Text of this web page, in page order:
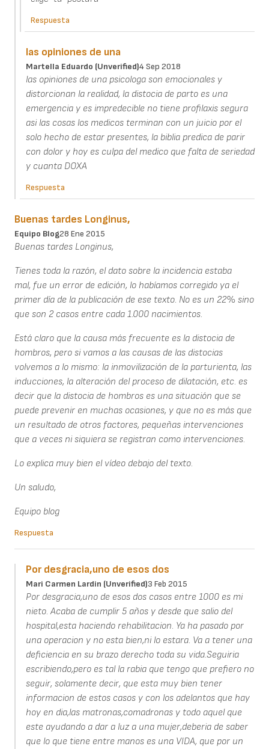
Respuesta
las opiniones de una
Martella Eduardo (unverified)4 Sep 2018
las opiniones de una psicologa son emocionales y
distorcionan la realidad, la distocia de parto es una
emergencia y es impredecible no tiene profilaxis segura
asi las cosas los medicos terminan con un juicio por el
solo hecho de estar presentes, la biblia predica de parir
con dolor y hoy es culpa del medico que falta de seriedad
y cuanta DOXA
Respuesta
Buenas tardes Longinus,
Equipo Blog28 Ene 2015
Buenas tardes Longinus,
Tienes toda la razón, el dato sobre la incidencia estaba
mal, fue un error de edición, lo habíamos corregido ya el
primer día de la publicación de ese texto. No es un 22% sino
que son 2 casos entre cada 1.000 nacimientos.
Está claro que la causa más frecuente es la distocia de
hombros, pero si vamos a las causas de las distocias
volvemos a lo mismo: la inmovilización de la parturienta, las
inducciones, la alteración del proceso de dilatación, etc. es
decir que la distocia de hombros es una situación que se
puede prevenir en muchas ocasiones, y que no es más que
un resultado de otros factores, pequeñas intervenciones
que a veces ni siquiera se registran como intervenciones.
Lo explica muy bien el vídeo debajo del texto.
Un saludo,
Equipo blog
Respuesta
Por desgracia,uno de esos dos
Mari Carmen Lardin (unverified)3 Feb 2015
Por desgracia,uno de esos dos casos entre 1000 es mi
nieto. Acaba de cumplir 5 años y desde que salio del
hospital,esta haciendo rehabilitacion. Ya ha pasado por
una operacion y no esta bien,ni lo estara. Va a tener una
deficiencia en su brazo derecho toda su vida.Seguiria
escribiendo,pero es tal la rabia que tengo que prefiero no
seguir, solamente decir, que esta muy bien tener
informacion de estos casos y con los adelantos que hay
hoy en dia,las matronas,comadronas y todo aquel que
este ayudando a dar a luz a una mujer,deberia de saber
que lo que tiene entre manos es una VIDA, que por un